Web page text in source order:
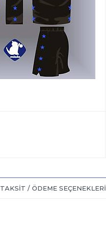
TAKSIT / ÖDEME SEÇENEKLERI